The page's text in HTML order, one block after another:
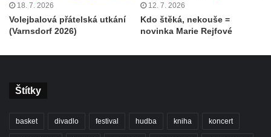
18. 7. 2026
Volejbalová přátelská utkání
(Varnsdorf 2026)
12. 7. 2026
Kdo štěká, nekouše =
novinka Marie Rejfové
Štítky
basket divadlo festival hudba kniha koncert